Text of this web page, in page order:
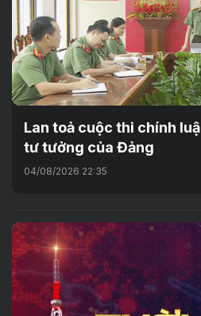
Lan toả cuộc thi chính
tư tưởng của Đảng
04/08/2026 22:35